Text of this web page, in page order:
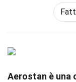
Aerostan è una